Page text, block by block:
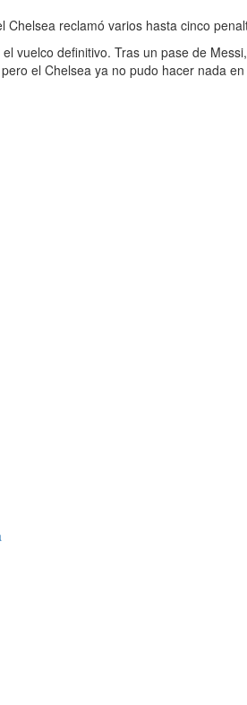
reclamó varios hasta cinco
vuelco definitivo. Tras un pase de Messi,
el Chelsea ya no pudo hacer nada